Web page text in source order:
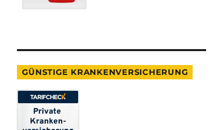
GÜNSTIGE KRANKENVERSICHERUNG